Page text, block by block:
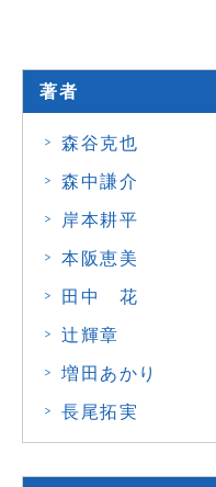
著者
森谷克也
森中謙介
岸本耕平
本阪恵美
田中 花
辻輝章
増田あかり
長尾拓実